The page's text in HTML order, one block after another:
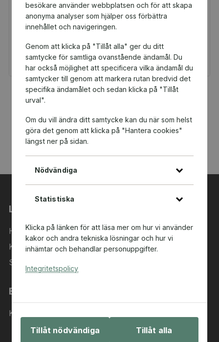
besökare använder webbplatsen och för att skapa
anonyma analyser som hjälper oss förbättra
innehållet och navigeringen.
Genom att klicka på "Tillåt alla" ger du ditt
samtycke för samtliga ovanstående ändamål. Du
har också möjlighet att specificera vilka ändamål du
samtycker till genom att markera rutan bredvid det
specifika ändamålet och sedan klicka på "Tillåt
urval".
Om du vill ändra ditt samtycke kan du när som helst
göra det genom att klicka på "Hantera cookies"
längst ner på sidan.
Nödvändiga
Statistiska
Klicka på länken för att läsa mer om hur vi använder
kakor och andra tekniska lösningar och hur vi
inhämtar och behandlar personuppgifter.
Integritetspolicy
Tillåt nödvändiga Tillåt alla
H&M Presentkort
Presentkort
Du och GAIS får 5 kr
tillbaka
Golfamore
Presentkort
Du och GAIS får 29,75
kr tillbaka
Länkar
Hem
Kategorier
Sök i sortimentet
Behöver du hjälp?
Kontakta oss